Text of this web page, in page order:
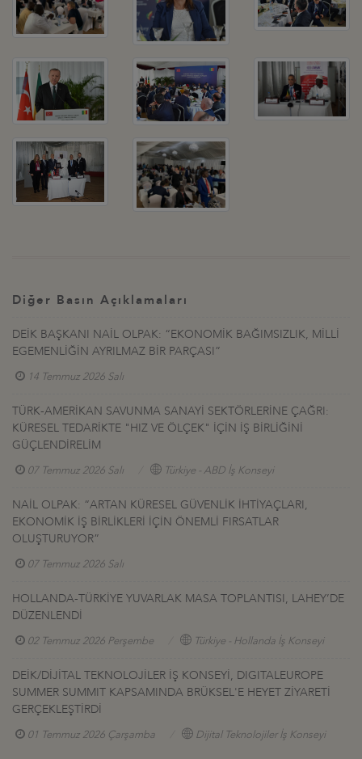
Diğer Basın Açıklamaları
DEİK BAŞKANI NAİL OLPAK: “EKONOMİK BAĞIMSIZLIK, MİLLİ
EGEMENLİĞİN AYRILMAZ BİR PARÇASI”
14 Temmuz 2026 Salı
TÜRK-AMERİKAN SAVUNMA SANAYİ SEKTÖRLERİNE ÇAĞRI:
KÜRESEL TEDARİKTE "HIZ VE ÖLÇEK" İÇİN İŞ BİRLİĞİNİ
GÜÇLENDİRELİM
07 Temmuz 2026 Salı Türkiye - ABD İş Konseyi
NAİL OLPAK: “ARTAN KÜRESEL GÜVENLİK İHTİYAÇLARI,
EKONOMİK İŞ BİRLİKLERİ İÇİN ÖNEMLİ FIRSATLAR
OLUŞTURUYOR”
07 Temmuz 2026 Salı
HOLLANDA-TÜRKİYE YUVARLAK MASA TOPLANTISI, LAHEY’DE
DÜZENLENDİ
02 Temmuz 2026 Perşembe Türkiye - Hollanda İş Konseyi
DEİK/DİJİTAL TEKNOLOJİLER İŞ KONSEYİ, DIGITALEUROPE
SUMMER SUMMIT KAPSAMINDA BRÜKSEL'E HEYET ZİYARETİ
GERÇEKLEŞTİRDİ
01 Temmuz 2026 Çarşamba Dijital Teknolojiler İş Konseyi